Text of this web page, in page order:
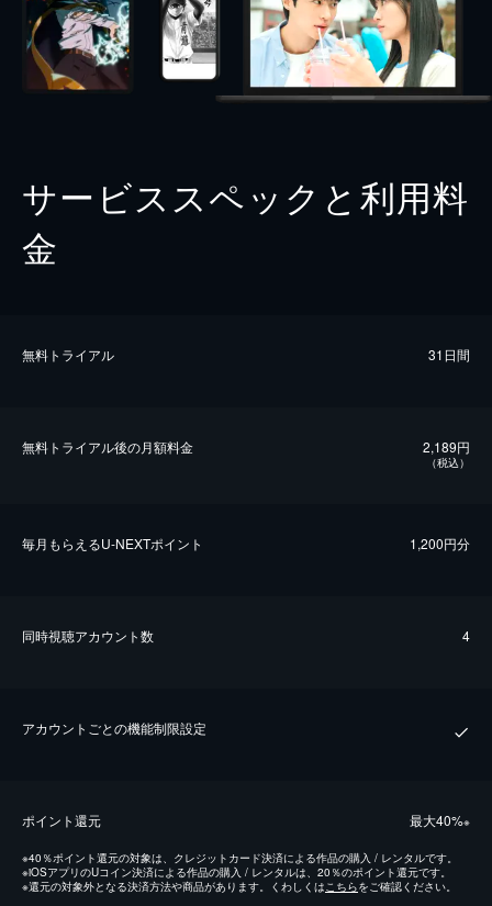
サービススペックと利用料
金
無料トライアル 31日間
無料トライアル後の⽉額料金 2,189円
（税込）
毎⽉もらえるU-NEXTポイント 1,200円分
同時視聴アカウント数 4
アカウントごとの機能制限設定
ポイント還元 最⼤40%※
※40％ポイント還元の対象は、クレジットカード決済による作品の購入 / レンタルです。
※iOSアプリのUコイン決済による作品の購入 / レンタルは、20％のポイント還元です。
※還元の対象外となる決済方法や商品があります。くわしくはこちらをご確認ください。